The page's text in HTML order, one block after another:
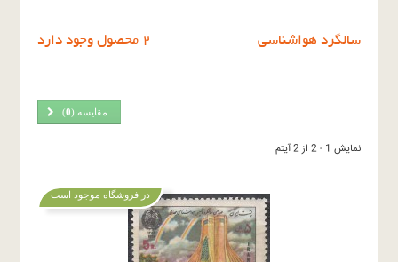
سالگرد هواشناسی 2 محصول وجود دارد
مقایسه (0
)
نمایش 1 - 2 از 2 آیتم
در فروشگاه موجود است